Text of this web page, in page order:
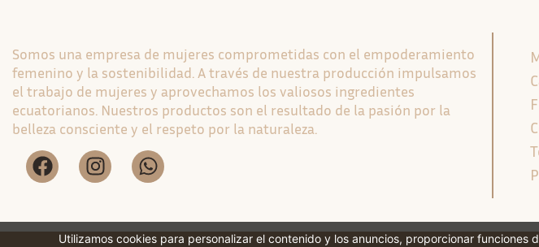
Somos una empresa de mujeres comprometidas con el empoderamiento
femenino y la sostenibilidad. A través de nuestra producción impulsamos
el trabajo de mujeres y aprovechamos los valiosos ingredientes
ecuatorianos. Nuestros productos son el resultado de la pasión por la
belleza consciente y el respeto por la naturaleza.
Utilizamos cookies para personalizar el contenido y los anuncios, proporcionar funciones